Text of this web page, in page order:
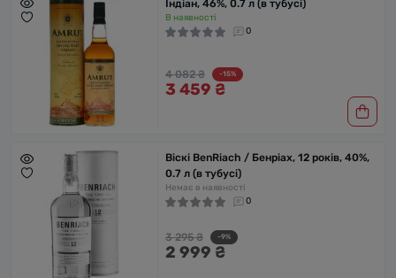
Індіан, 46%, 0.7 л (в тубусі)
В наявності
0
4 082 ₴ -15%
3 459 ₴
Віскі BenRiach / Бенріах, 12 років, 40%,
0.7 л (в тубусі)
Немає в наявності
0
3 295 ₴ -9%
2 999 ₴